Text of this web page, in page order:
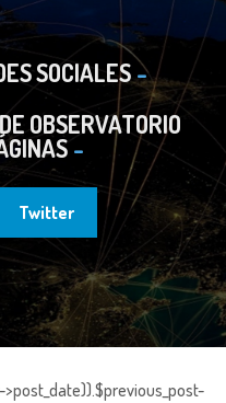
SOCIALES
OBSERVATORIO
Twitter